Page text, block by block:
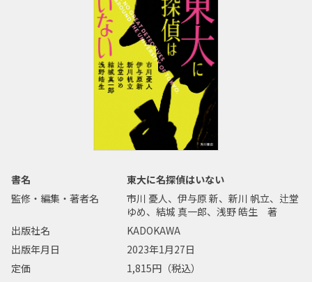
書名
東大に名探偵はいない
監修・編集・著者名
市川 憂人、伊与原 新、新川 帆立、辻堂
ゆめ、結城 真一郎、浅野 皓生 著
出版社名
KADOKAWA
出版年月日
2023年1月27日
定価
1,815円（税込）